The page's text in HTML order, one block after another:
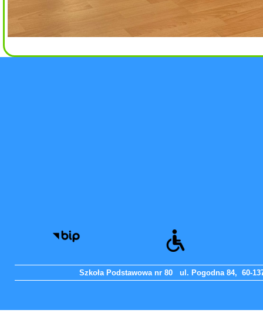
Szkoła Podstawowa nr 80 ul. Pogodna 84, 60-